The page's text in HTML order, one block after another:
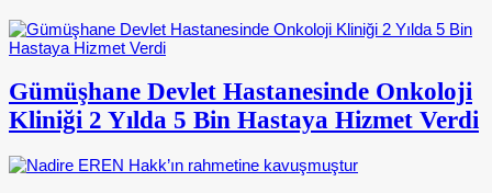
Gümüşhane Devlet Hastanesinde Onkoloji
Kliniği 2 Yılda 5 Bin Hastaya Hizmet Verdi